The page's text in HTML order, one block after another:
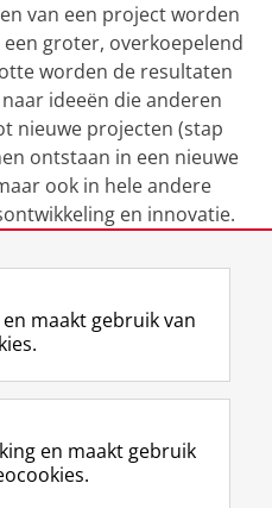
van een project worden
groter, overkoepelend
worden de resultaten
ideeën die anderen
nieuwe projecten (stap
ontstaan in een nieuwe
ook in hele andere
en innovatie.
15:15
F
a
e
b
L
i
k
e
R
S
-
f
I
n
t
Y
o
T
maakt gebruik van
en maakt gebruik